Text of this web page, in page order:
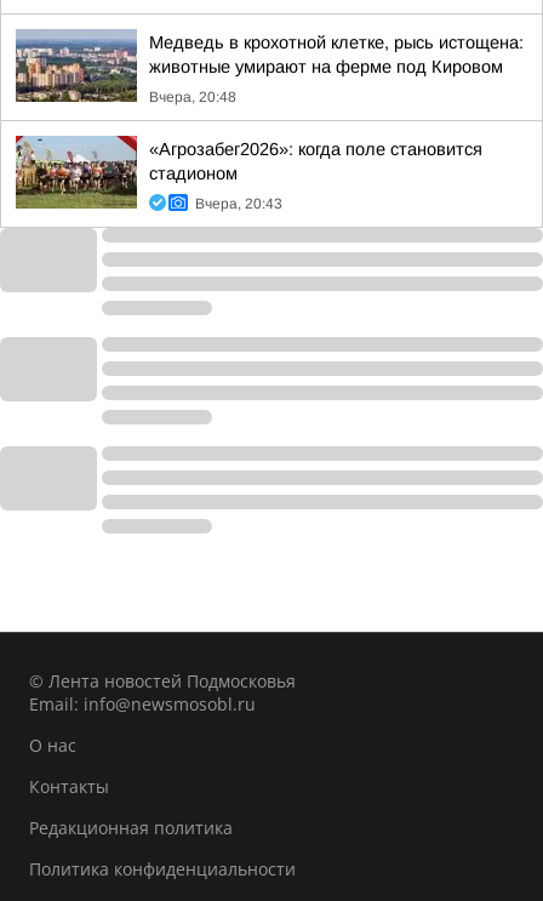
Медведь в крохотной клетке, рысь истощена:
животные умирают на ферме под Кировом
Вчера, 20:48
«Агрозабег2026»: когда поле становится
стадионом
Вчера, 20:43
© Лента новостей Подмосковья
Email: info@newsmosobl.ru
О нас
Контакты
Редакционная политика
Политика конфиденциальности